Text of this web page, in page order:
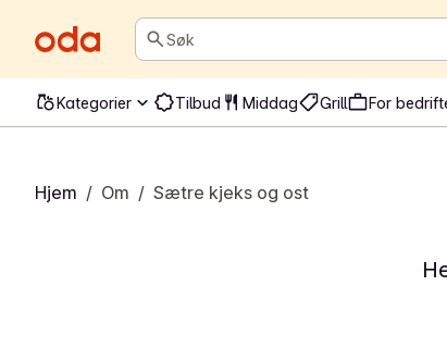
Søk
Kategorier Tilbud Middag Grill For
Hjem / Om / Sætre kjeks og ost